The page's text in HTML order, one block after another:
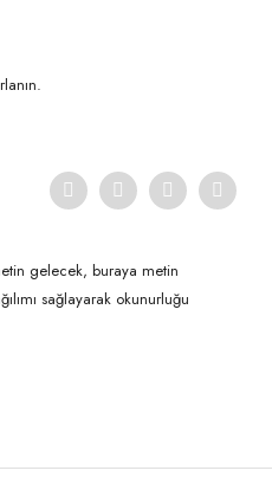
gelecek, buraya metin
sağlayarak okunurluğu